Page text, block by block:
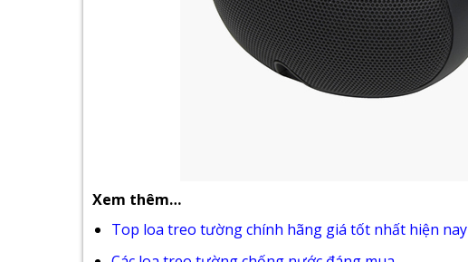
Xem thêm…
Top loa treo tường chính hãng giá tốt nhất hiện nay